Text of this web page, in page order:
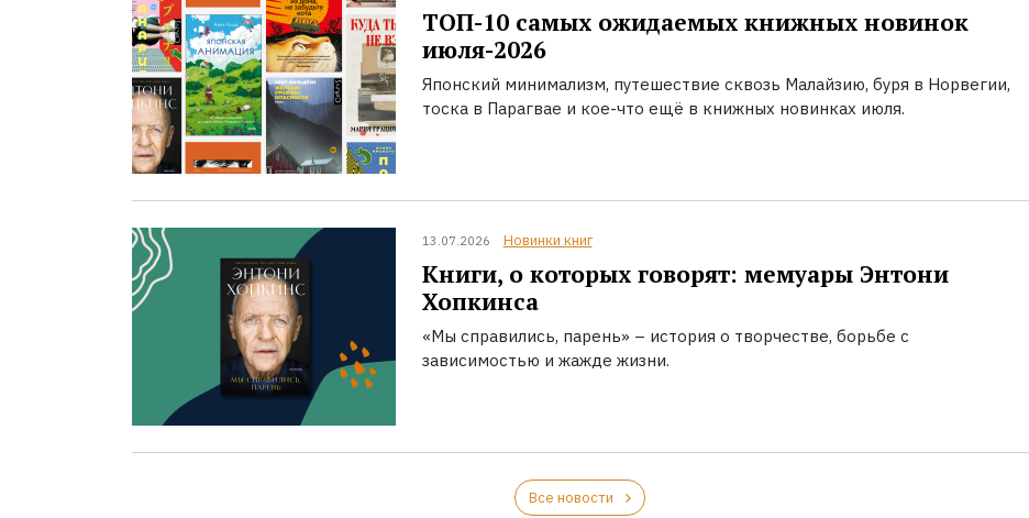
ТОП-10 самых ожидаемых книжных новинок
июля-2026
Японский минимализм, путешествие сквозь Малайзию, буря в Норвегии,
тоска в Парагвае и кое-что ещё в книжных новинках июля.
13.07.2026 Новинки книг
Книги, о которых говорят: мемуары Энтони
Хопкинса
«Мы справились, парень» – история о творчестве, борьбе с
зависимостью и жажде жизни.
Все новости